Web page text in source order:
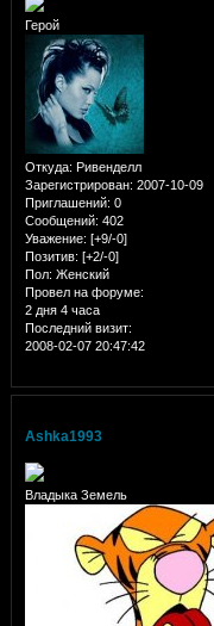
Герой
Откуда: Ривенделл
Зарегистрирован: 2007-10-09
Приглашений: 0
Сообщений: 402
Уважение: [+9/-0]
Позитив: [+2/-0]
Пол: Женский
Провел на форуме:
2 дня 4 часа
Последний визит:
2008-02-07 20:47:42
Ashka1993
Владыка Земель